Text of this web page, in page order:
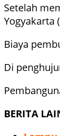
Setelah
Yogyakarta
Biaya
Di
BERITA